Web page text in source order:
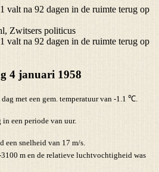
valt na 92 dagen in de ruimte terug op
Zwitsers politicus
valt na 92 dagen in de ruimte terug op
4 januari 1958
met een gem. temperatuur van -1.1 ℃.
een periode van uur.
een snelheid van 17 m/s.
m en de relatieve luchtvochtigheid was